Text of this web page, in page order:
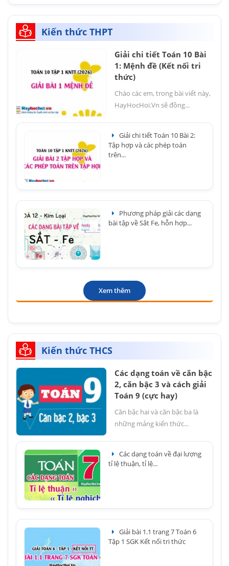
Kiến thức THPT
Giải chi tiết Toán 10 Bài
1: Mệnh đề (Kết nối tri
thức)
Chào các em, trong bài viết này,
HayHocHoi.Vn sẽ đồng...
Giải chi tiết Toán 10 Bài 2:
Tập hợp và các phép toán
trên...
Phương pháp giải các dạng
bài tập về Sắt Fe, hỗn hợp...
Xem thêm
Kiến thức THCS
Các dạng toán về căn bậc
2, căn bậc 3 và cách giải
Toán 9 (cực hay)
Căn bậc hai và căn bậc ba là
những mảng kiến thức...
Các dạng toán về đại lượng
tỉ lệ thuận, tỉ lệ...
Giải bài 1.1 trang 7 Toán 6
Tập 1 SGK Kết nối tri thức